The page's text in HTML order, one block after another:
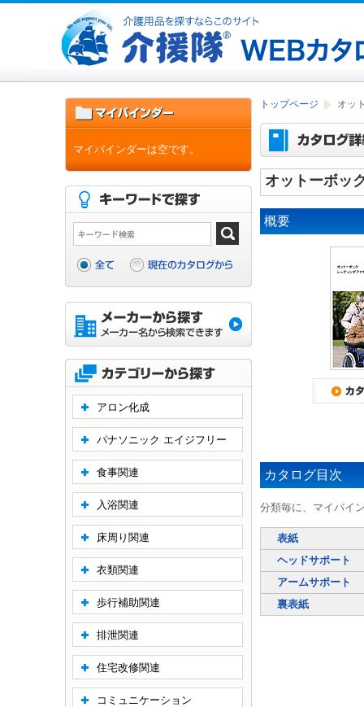
トップページ オッ
オットーボッ
概要
カタログ目次
分類毎に、マイバイ
表紙
ヘッドサポート
アームサポート
裏表紙
マイバインダーは空です。
アロン化成
パナソニック エイジフリー
食事関連
入浴関連
床周り関連
衣類関連
歩行補助関連
排泄関連
住宅改修関連
コミュニケーション